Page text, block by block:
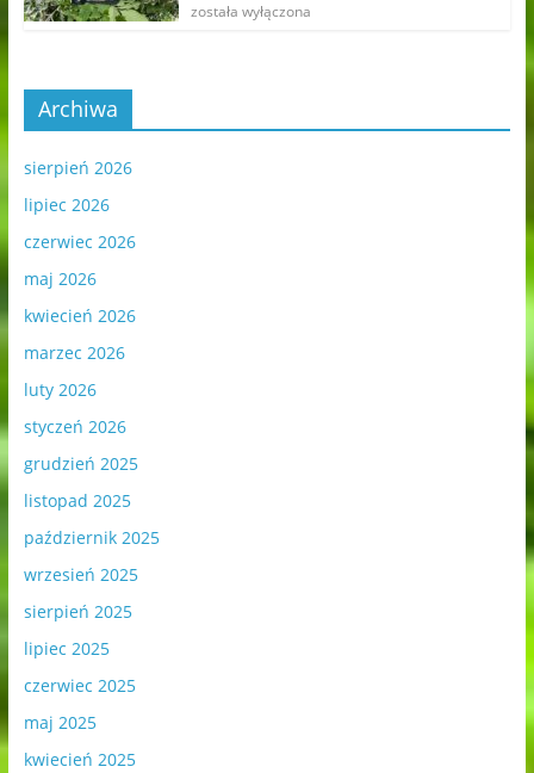
została wyłączona
Archiwa
sierpień 2026
lipiec 2026
czerwiec 2026
maj 2026
kwiecień 2026
marzec 2026
luty 2026
styczeń 2026
grudzień 2025
listopad 2025
październik 2025
wrzesień 2025
sierpień 2025
lipiec 2025
czerwiec 2025
maj 2025
kwiecień 2025